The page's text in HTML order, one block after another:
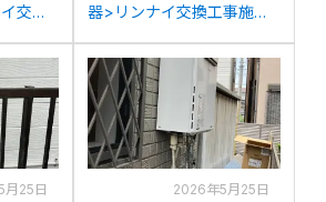
交換
らリン
への
器>リンナイ交換工事施工
V2401SAW-1Jからリンナイ
RUF-205SAW(B)への交換
月25日
2026年5月25日